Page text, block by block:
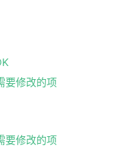
要修改的项
要修改的项